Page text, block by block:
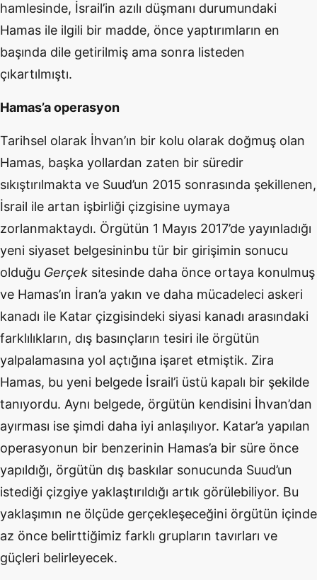
hamlesinde, İsrail’in azılı düşmanı durumundaki
Hamas ile ilgili bir madde, önce yaptırımların en
başında dile getirilmiş ama sonra listeden
çıkartılmıştı.
Hamas’a operasyon
Tarihsel olarak İhvan’ın bir kolu olarak doğmuş olan
Hamas, başka yollardan zaten bir süredir
sıkıştırılmakta ve Suud’un 2015 sonrasında şekillenen,
İsrail ile artan işbirliği çizgisine uymaya
zorlanmaktaydı. Örgütün 1 Mayıs 2017’de yayınladığı
yeni siyaset belgesininbu tür bir girişimin sonucu
olduğu Gerçek sitesinde daha önce ortaya konulmuş
ve Hamas’ın İran’a yakın ve daha mücadeleci askeri
kanadı ile Katar çizgisindeki siyasi kanadı arasındaki
farklılıkların, dış basınçların tesiri ile örgütün
yalpalamasına yol açtığına işaret etmiştik. Zira
Hamas, bu yeni belgede İsrail’i üstü kapalı bir şekilde
tanıyordu. Aynı belgede, örgütün kendisini İhvan’dan
ayırması ise şimdi daha iyi anlaşılıyor. Katar’a yapılan
operasyonun bir benzerinin Hamas’a bir süre önce
yapıldığı, örgütün dış baskılar sonucunda Suud’un
istediği çizgiye yaklaştırıldığı artık görülebiliyor. Bu
yaklaşımın ne ölçüde gerçekleşeceğini örgütün içinde
az önce belirttiğimiz farklı grupların tavırları ve
güçleri belirleyecek.